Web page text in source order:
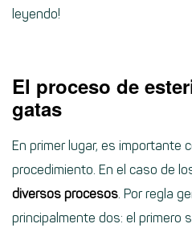
leyendo!
El proceso de
gatas
En primer lugar, es importante
procedimiento. En el caso de
diversos procesos. Por regla
principalmente dos: el primero